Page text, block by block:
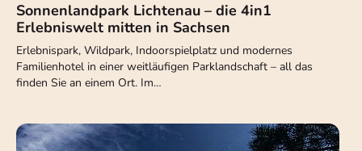
Sonnenlandpark Lichtenau – die 4in1
Erlebniswelt mitten in Sachsen
Erlebnispark, Wildpark, Indoorspielplatz und modernes
Familienhotel in einer weitläufigen Parklandschaft – all das
finden Sie an einem Ort. Im…